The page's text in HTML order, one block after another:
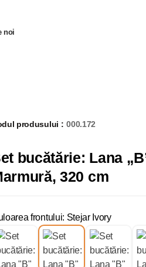
noi
produsului : 000.172
bucătărie: Lana „B” Classic,
320 cm
frontului: Stejar Ivory